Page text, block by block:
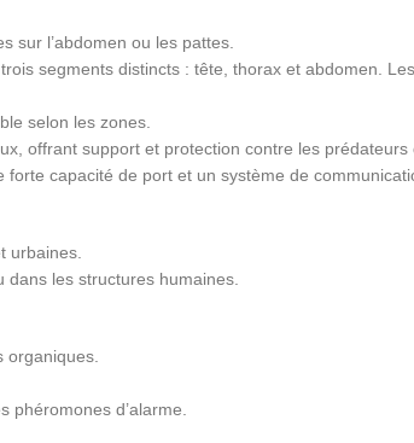
sur l’abdomen ou les pattes.
segments distincts : tête, thorax et abdomen.
selon les zones.
offrant support et protection contre les prédateurs
capacité de port et un système de
urbaines.
les structures humaines.
organiques.
d’alarme.